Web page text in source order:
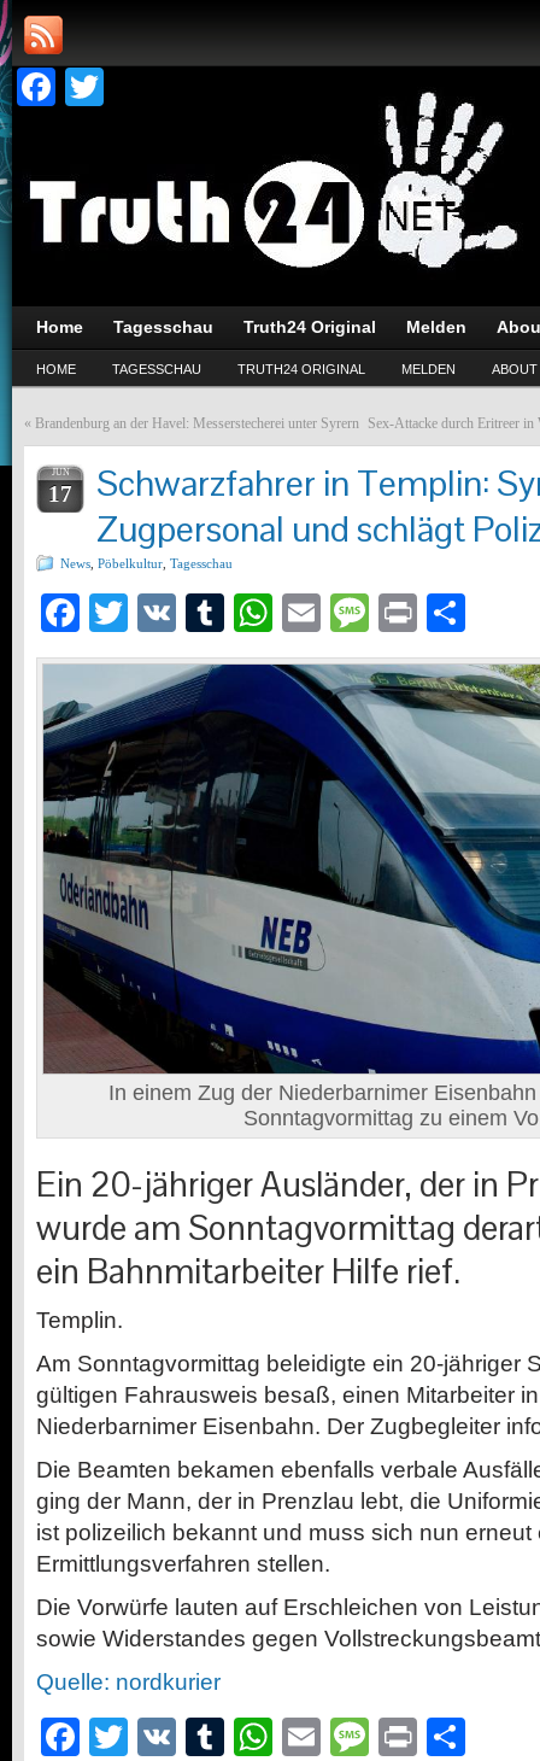
Facebook
Home Tagesschau Truth24 Original Melden
HOME TAGESSCHAU TRUTH24 ORIGINAL MELDEN ABOUT
« Brandenburg an der Havel: Messerstecherei unter Syrern Sex-Attacke durch Eritreer
JUN
17
Schwarzfahrer in Templin:
Zugpersonal und schlägt
News Pöbelkultur Tagesschau
Facebook
Twitter
VK Tumblr
WhatsApp
EmailMessage
Print
In einem Zug der Niederbarnimer
Sonntagvormittag zu einem
Ein 20-jähriger Ausländer, der in
wurde am Sonntagvormittag
ein Bahnmitarbeiter Hilfe rief.
Templin.
Am Sonntagvormittag beleidigte ein 20-jähriger
gültigen Fahrausweis besaß, einen Mitarbeiter
Niederbarnimer Eisenbahn. Der Zugbegleiter
Die Beamten bekamen ebenfalls verbale
ging der Mann, der in Prenzlau lebt, die
ist polizeilich bekannt und muss sich nun erneut
Ermittlungsverfahren stellen.
Die Vorwürfe lauten auf Erschleichen von
sowie Widerstandes gegen
Quelle: nordkurier
Facebook
Twitter
VK Tumblr
WhatsApp
EmailMessage
Print